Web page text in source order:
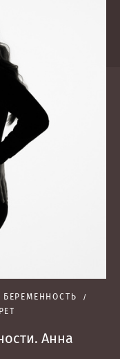
БЕРЕМЕННОСТЬ
Анна